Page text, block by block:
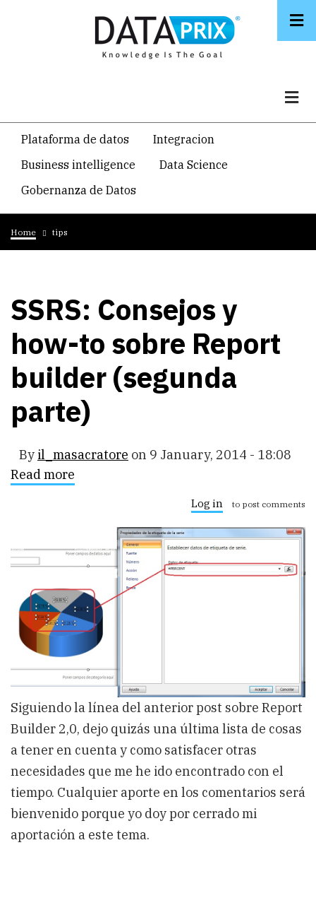
Navegacion
temática
principal
Plataforma de datos
Integracion
Business intelligence
Data Science
Gobernanza de Datos
Breadcrumb
Home tips
SSRS: Consejos y
how-to sobre Report
builder (segunda
parte)
Byil_masacratore on 9 January, 2014 - 18:08
Read more
sobre
Report
builder
(segunda
parte)
Log in to post comments
Siguiendo la línea del anterior post sobre Report
Builder 2,0, dejo quizás una última lista de cosas
a tener en cuenta y como satisfacer otras
necesidades que me he ido encontrado con el
tiempo. Cualquier aporte en los comentarios será
bienvenido porque yo doy por cerrado mi
aportación a este tema.